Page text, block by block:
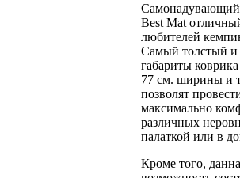
Best Mat
любителей
Самый толстый
габариты
77 см. ширины и
позволят
максимально
различных
палаткой или в
Кроме того,